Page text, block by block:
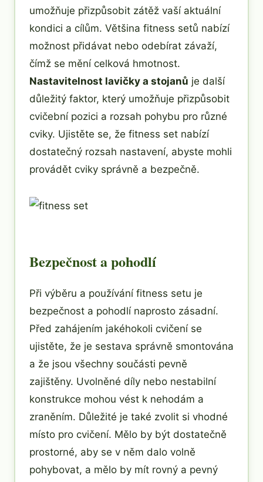
umožňuje přizpůsobit zátěž vaší aktuální
kondici a cílům. Většina fitness setů nabízí
možnost přidávat nebo odebírat závaží,
čímž se mění celková hmotnost.
Nastavitelnost lavičky a stojanů je další
důležitý faktor, který umožňuje přizpůsobit
cvičební pozici a rozsah pohybu pro různé
cviky. Ujistěte se, že fitness set nabízí
dostatečný rozsah nastavení, abyste mohli
provádět cviky správně a bezpečně.
Bezpečnost a pohodlí
Při výběru a používání fitness setu je
bezpečnost a pohodlí naprosto zásadní.
Před zahájením jakéhokoli cvičení se
ujistěte, že je sestava správně smontována
a že jsou všechny součásti pevně
zajištěny. Uvolněné díly nebo nestabilní
konstrukce mohou vést k nehodám a
zraněním. Důležité je také zvolit si vhodné
místo pro cvičení. Mělo by být dostatečně
prostorné, aby se v něm dalo volně
pohybovat, a mělo by mít rovný a pevný